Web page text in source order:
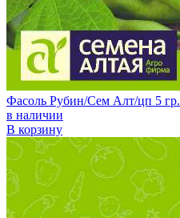
Фасоль Рубин/Сем Алт/цп 5 гр.
в наличии
В корзину